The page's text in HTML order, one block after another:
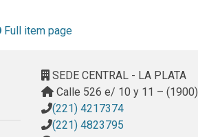
Full item page
SEDE CENTRAL - LA PLATA
Calle 526 e/ 10 y 11 – (1900)
(221) 4217374
(221) 4823795